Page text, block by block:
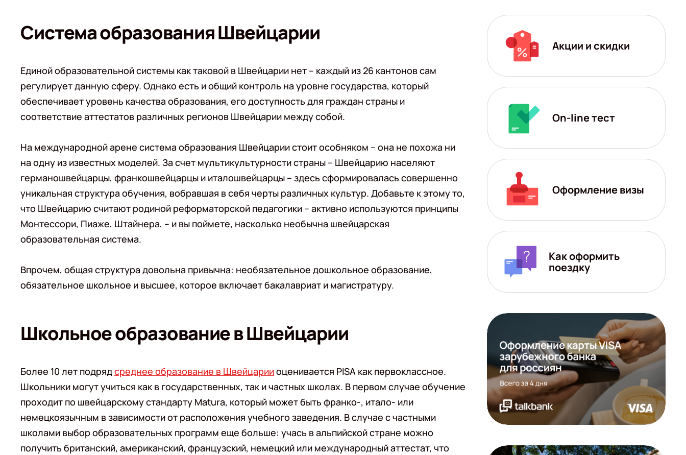
Система образования Швейцарии
Единой образовательной системы как таковой в Швейцарии нет – каждый из 26 кантонов сам
регулирует данную сферу. Однако есть и общий контроль на уровне государства, который
обеспечивает уровень качества образования, его доступность для граждан страны и
соответствие аттестатов различных регионов Швейцарии между собой.
На международной арене система образования Швейцарии стоит особняком – она не похожа ни
на одну из известных моделей. За счет мультикультурности страны – Швейцарию населяют
германошвейцарцы, франкошвейцарцы и италошвейцарцы – здесь сформировалась совершенно
уникальная структура обучения, вобравшая в себя черты различных культур. Добавьте к этому то,
что Швейцарию считают родиной реформаторской педагогики – активно используются принципы
Монтессори, Пиаже, Штайнера, – и вы поймете, насколько необычна швейцарская
образовательная система.
Впрочем, общая структура довольна привычна: необязательное дошкольное образование,
обязательное школьное и высшее, которое включает бакалавриат и магистратуру.
Школьное образование в Швейцарии
Более 10 лет подрядсреднее образование в Швейцарииоценивается PISA как первоклассное.
Школьники могут учиться как в государственных, так и частных школах. В первом случае обучение
проходит по швейцарскому стандарту Matura, который может быть франко-, итало- или
немецкоязычным в зависимости от расположения учебного заведения. В случае с частными
школами выбор образовательных программ еще больше: учась в альпийской стране можно
получить британский, американский, французский, немецкий или международный аттестат, что
Акции и скидки
On-line тест
Оформление визы
Как оформить
поездку